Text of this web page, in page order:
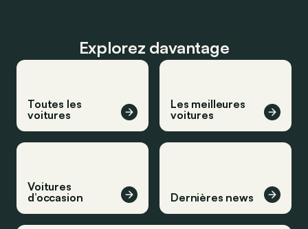
Explorez davantage
Toutes les
voitures
Les meilleures
voitures
Voitures
d’occasion
Dernières news